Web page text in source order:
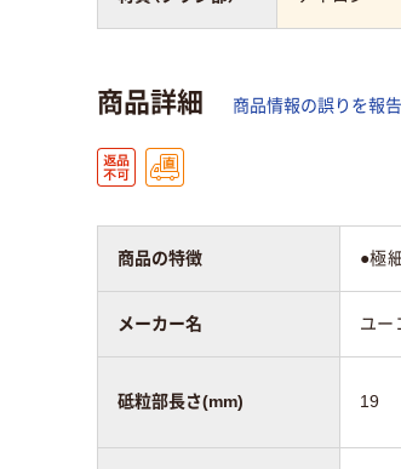
商品詳細 商品情報の誤りを報告
商品の特徴 ●極
メーカー名 ユー
砥粒部長さ(mm) 19